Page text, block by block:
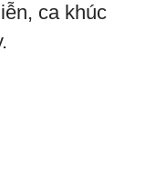
ca khúc